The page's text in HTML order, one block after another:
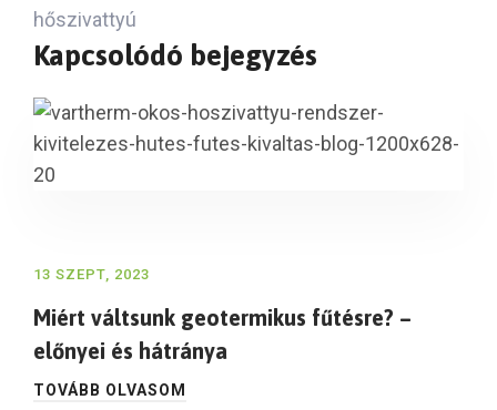
hőszivattyú
Kapcsolódó bejegyzés
13 SZEPT, 2023
Miért váltsunk geotermikus fűtésre? –
előnyei és hátránya
TOVÁBB OLVASOM